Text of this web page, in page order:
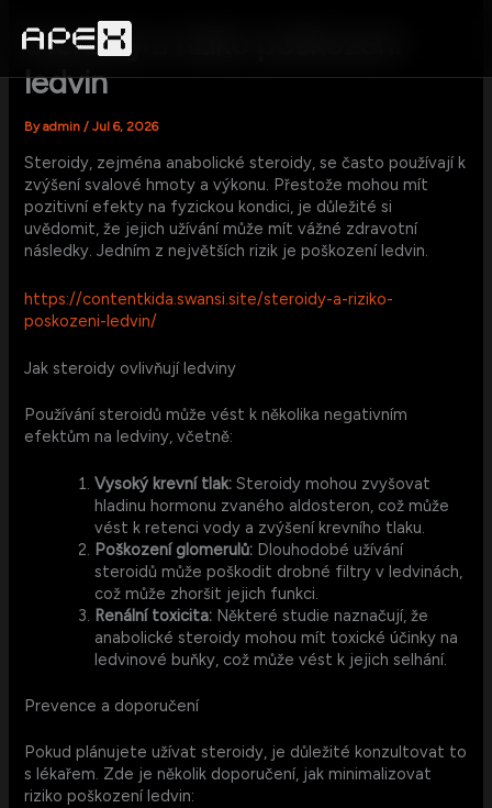
contentSteroidy a riziko poškození
ledvin
Byadmin/Jul 6, 2026
Steroidy, zejména anabolické steroidy, se často používají k
zvýšení svalové hmoty a výkonu. Přestože mohou mít
pozitivní efekty na fyzickou kondici, je důležité si
uvědomit, že jejich užívání může mít vážné zdravotní
následky. Jedním z největších rizik je poškození ledvin.
https://contentkida.swansi.site/steroidy-a-riziko-
poskozeni-ledvin/
Jak steroidy ovlivňují ledviny
Používání steroidů může vést k několika negativním
efektům na ledviny, včetně:
Vysoký krevní tlak: Steroidy mohou zvyšovat
hladinu hormonu zvaného aldosteron, což může
vést k retenci vody a zvýšení krevního tlaku.
Poškození glomerulů: Dlouhodobé užívání
steroidů může poškodit drobné filtry v ledvinách,
což může zhoršit jejich funkci.
Renální toxicita: Některé studie naznačují, že
anabolické steroidy mohou mít toxické účinky na
ledvinové buňky, což může vést k jejich selhání.
Prevence a doporučení
Pokud plánujete užívat steroidy, je důležité konzultovat to
s lékařem. Zde je několik doporučení, jak minimalizovat
riziko poškození ledvin: